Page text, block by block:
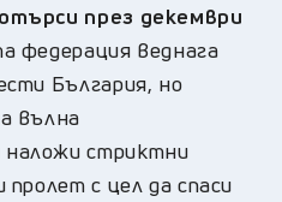
през декември
федерация веднага
България, но
вълна
стриктни
с цел да спаси